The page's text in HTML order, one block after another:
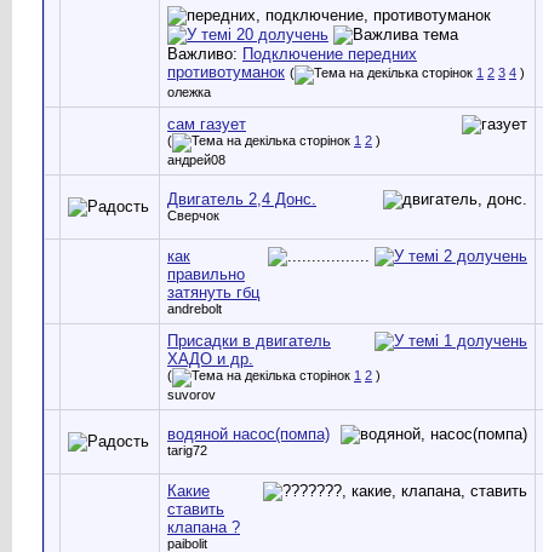
Важливо: Подключение передних
противотуманок ( 1 2 3 4 )
олежка
сам газует
( 1 2 )
андрей08
Двигатель 2,4 Донс.
Сверчок
как
правильно
затянуть гбц
andrebolt
Присадки в двигатель
ХАДО и др.
( 1 2 )
suvorov
водяной насос(помпа)
tarig72
Какие
ставить
клапана ?
paibolit